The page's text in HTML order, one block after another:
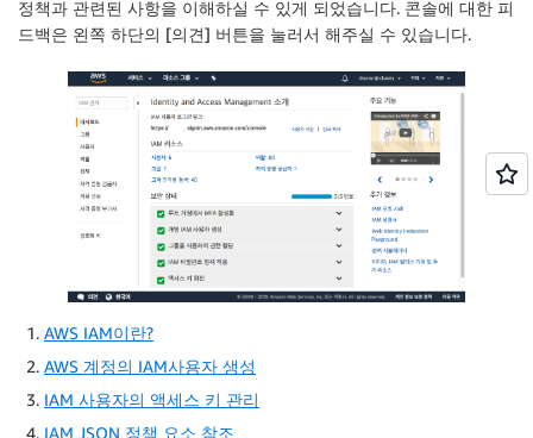
정책과 관련된 사항을 이해하실 수 있게 되었습니다. 콘솔에 대한 피
드백은 왼쪽 하단의 [의견] 버튼을 눌러서 해주실 수 있습니다.
AWS IAM이란?
AWS 계정의 IAM사용자 생성
IAM 사용자의 액세스 키 관리
IAM JSON 정책 요소 참조